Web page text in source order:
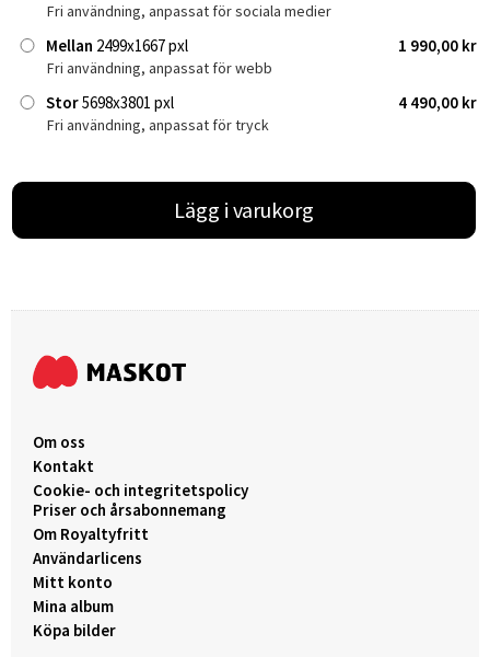
Fri användning, anpassat för sociala medier
Mellan 2499x1667 pxl 1 990,00 kr
Fri användning, anpassat för webb
Stor5698x3801 pxl 4 490,00 kr
Fri användning, anpassat för tryck
Lägg i varukorg
Om oss
Kontakt
Cookie- och integritetspolicy
Priser och årsabonnemang
Om Royaltyfritt
Användarlicens
Mitt konto
Mina album
Köpa bilder